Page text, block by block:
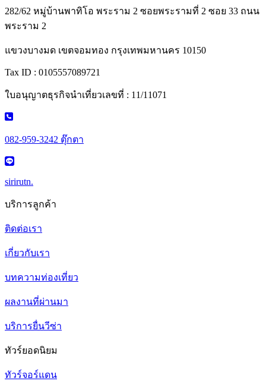
282/62 หมู่บ้านพาทิโอ พระราม 2 ซอยพระรามที่ 2 ซอย 33 ถนน
พระราม 2
แขวงบางมด เขตจอมทอง กรุงเทพมหานคร 10150
Tax ID : 0105557089721
ใบอนุญาตธุรกิจนำเที่ยวเลขที่ : 11/11071
082-959-3242 ตุ๊กตา
sirirutn.
บริการลูกค้า
ติดต่อเรา
เกี่ยวกับเรา
บทความท่องเที่ยว
ผลงานที่ผ่านมา
บริการยื่นวีซ่า
ทัวร์ยอดนิยม
ทัวร์จอร์แดน